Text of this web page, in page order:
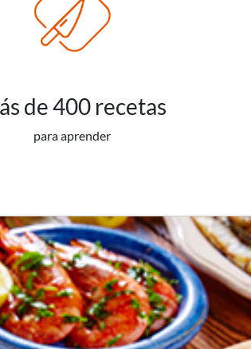
de 400 recetas
para aprender